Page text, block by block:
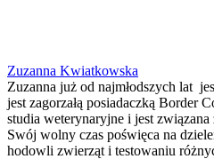
Zuzanna Kwiatkowska
Zuzanna już od najmłodszych lat
jest zagorzałą posiadaczką Border
studia weterynaryjne i jest
Swój wolny czas poświęca na
hodowli zwierząt i testowaniu